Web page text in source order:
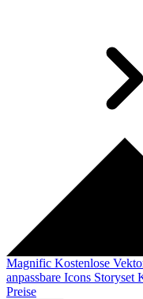
Magnific Kostenlose
anpassbare Icons Storyset
Preise